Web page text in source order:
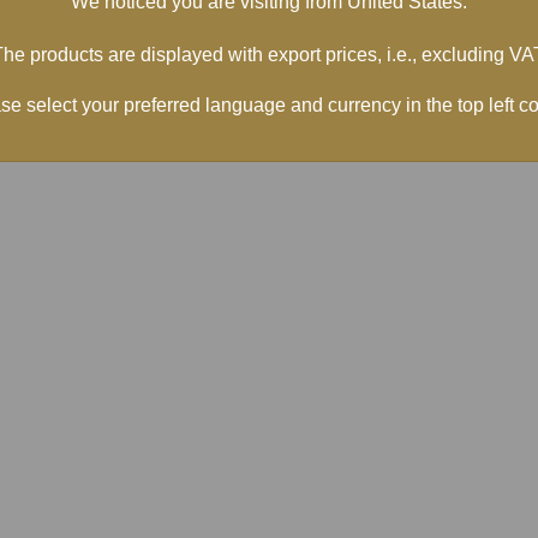
products are displayed with export prices, i.e., excluding
select your preferred language and currency in the top left